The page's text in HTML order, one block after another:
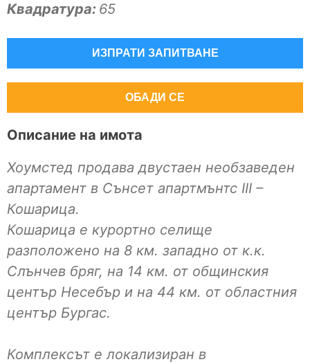
Описание на имота
Хоумстед продава двустаен необзаведен
апартамент в Сънсет апартмънтс III –
Кошарица.
Кошарица е курортно селище
разположено на 8 км. западно от к.к.
Слънчев бряг, на 14 км. от общинския
център Несебър и на 44 км. от областния
център Бургас.
Комплексът е локализиран в
Квадратура: 65
ИЗПРАТИ ЗАПИТВАНЕ
ОБАДИ СЕ